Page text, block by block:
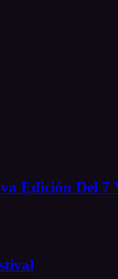
Edición Del